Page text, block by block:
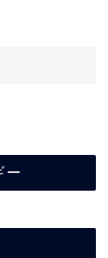
ー